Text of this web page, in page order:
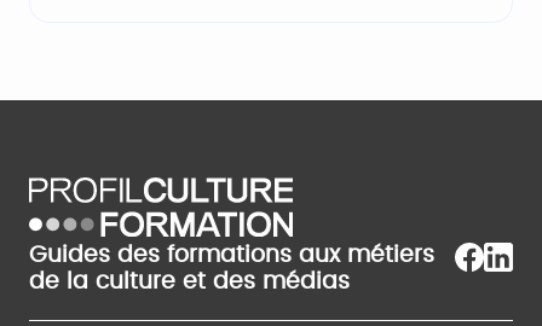
Guides des formations aux métiers
de la culture et des médias